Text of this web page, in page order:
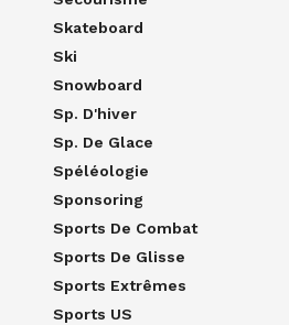
Skateboard
Ski
Snowboard
Sp. D'hiver
Sp. De Glace
Spéléologie
Sponsoring
Sports De Combat
Sports De Glisse
Sports Extrêmes
Sports US